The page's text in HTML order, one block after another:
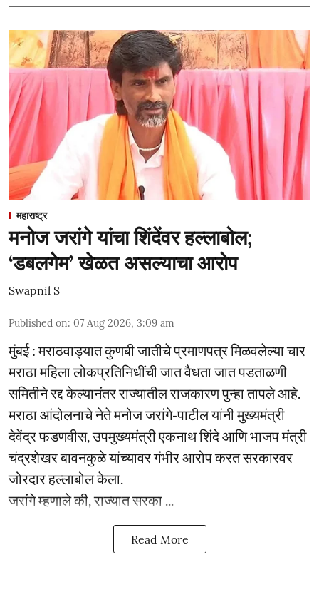
महाराष्ट्र
मनोज जरांगे यांचा शिंदेंवर हल्लाबोल;
‘डबलगेम’ खेळत असल्याचा आरोप
Swapnil S
Published on: 07 Aug 2026, 3:09 am
मुंबई : मराठवाड्यात कुणबी जातीचे प्रमाणपत्र मिळवलेल्या चार
मराठा महिला लोकप्रतिनिधींची जात वैधता जात पडताळणी
समितीने रद्द केल्यानंतर राज्यातील राजकारण पुन्हा तापले आहे.
मराठा आंदोलनाचे नेते मनोज जरांगे-पाटील यांनी मुख्यमंत्री
देवेंद्र फडणवीस, उपमुख्यमंत्री एकनाथ शिंदे आणि भाजप मंत्री
चंद्रशेखर बावनकुळे यांच्यावर गंभीर आरोप करत सरकारवर
जोरदार हल्लाबोल केला.
जरांगे म्हणाले की, राज्यात सरका ...
Read More